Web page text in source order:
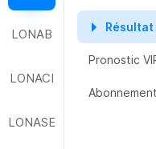
LONAB
LONACI
LONASE
Résultat
Pronostic